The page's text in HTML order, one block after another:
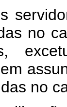
no
no